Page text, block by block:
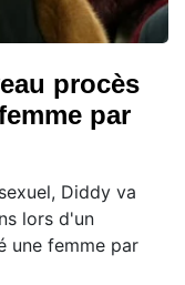
procès
par
Diddy va
lors d'un
une femme par